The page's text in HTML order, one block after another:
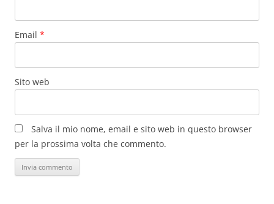
Email *
Sito web
Salva il mio nome, email e sito web in questo browser
per la prossima volta che commento.